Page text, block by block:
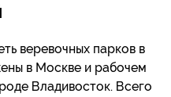
веревочных парков в
в Москве и рабочем
Владивосток. Всего